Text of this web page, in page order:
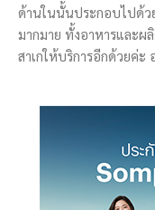
ด้านในนั้นประกอบไปด้ว
มากมาย ทั้งอาหารและ
สาเกให้บริการอีกด้วยค่ะ